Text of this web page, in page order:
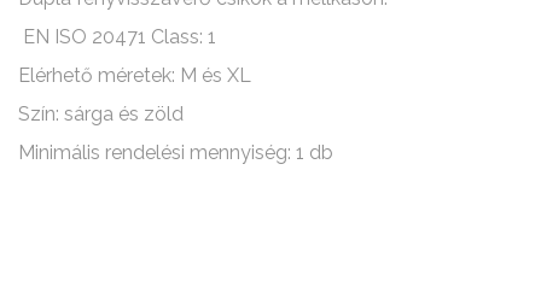
EN ISO 20471 Class: 1
Elérhető méretek: M és XL
Szín: sárga és zöld
Minimális rendelési mennyiség: 1 db